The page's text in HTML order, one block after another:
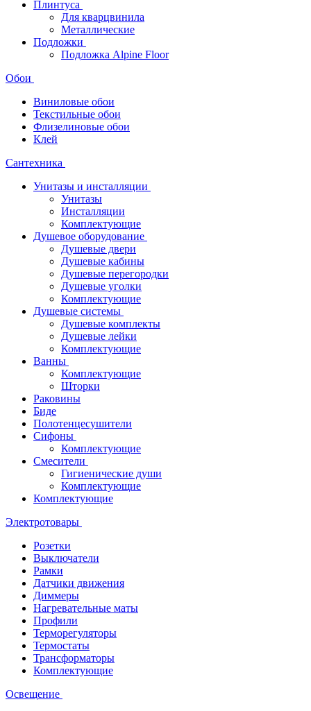
Плинтуса
Для кварцвинила
Металлические
Подложки
Подложка Alpine Floor
Обои
Виниловые обои
Текстильные обои
Флизелиновые обои
Клей
Сантехника
Унитазы и инсталляции
Унитазы
Инсталляции
Комплектующие
Душевое оборудование
Душевые двери
Душевые кабины
Душевые перегородки
Душевые уголки
Комплектующие
Душевые системы
Душевые комплекты
Душевые лейки
Комплектующие
Ванны
Комплектующие
Шторки
Раковины
Биде
Полотенцесушители
Сифоны
Комплектующие
Смесители
Гигиенические души
Комплектующие
Комплектующие
Электротовары
Розетки
Выключатели
Рамки
Датчики движения
Диммеры
Нагревательные маты
Профили
Терморегуляторы
Термостаты
Трансформаторы
Комплектующие
Освещение